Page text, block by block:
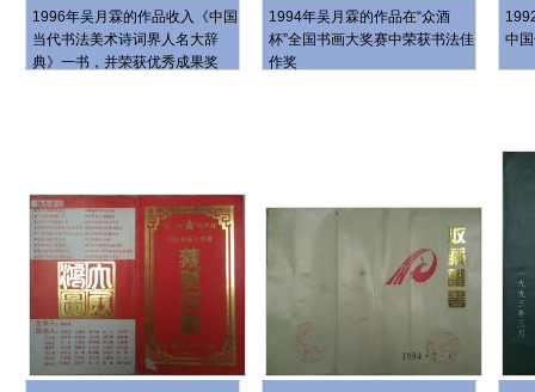
1996年吴月霖的作品收入《中国
当代书法美术诗词界人名大辞
典》一书，并荣获优秀成果奖
1994年吴月霖的作品在“众酒
杯”全国书画大奖赛中荣获书法佳
作奖
中